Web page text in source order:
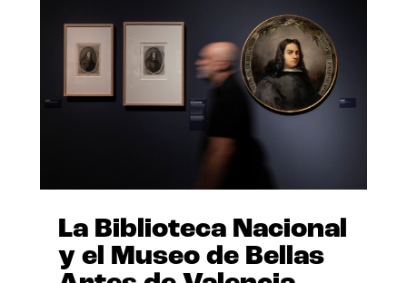
La Biblioteca Nacional
y el Museo de Bellas